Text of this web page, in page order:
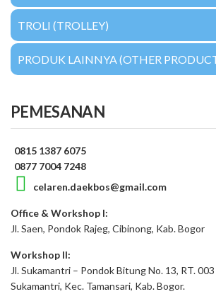
TROLI (TROLLEY)
PRODUK LAINNYA (OTHER
PEMESANAN
0815 1387 6075
0877 7004 7248
celaren.daekbos@gmail.com
Office & Workshop I:
Jl. Saen, Pondok Rajeg, Cibinong, Kab. Bogor
Workshop II:
Jl. Sukamantri – Pondok Bitung No. 13, RT.
Sukamantri, Kec. Tamansari, Kab. Bogor.